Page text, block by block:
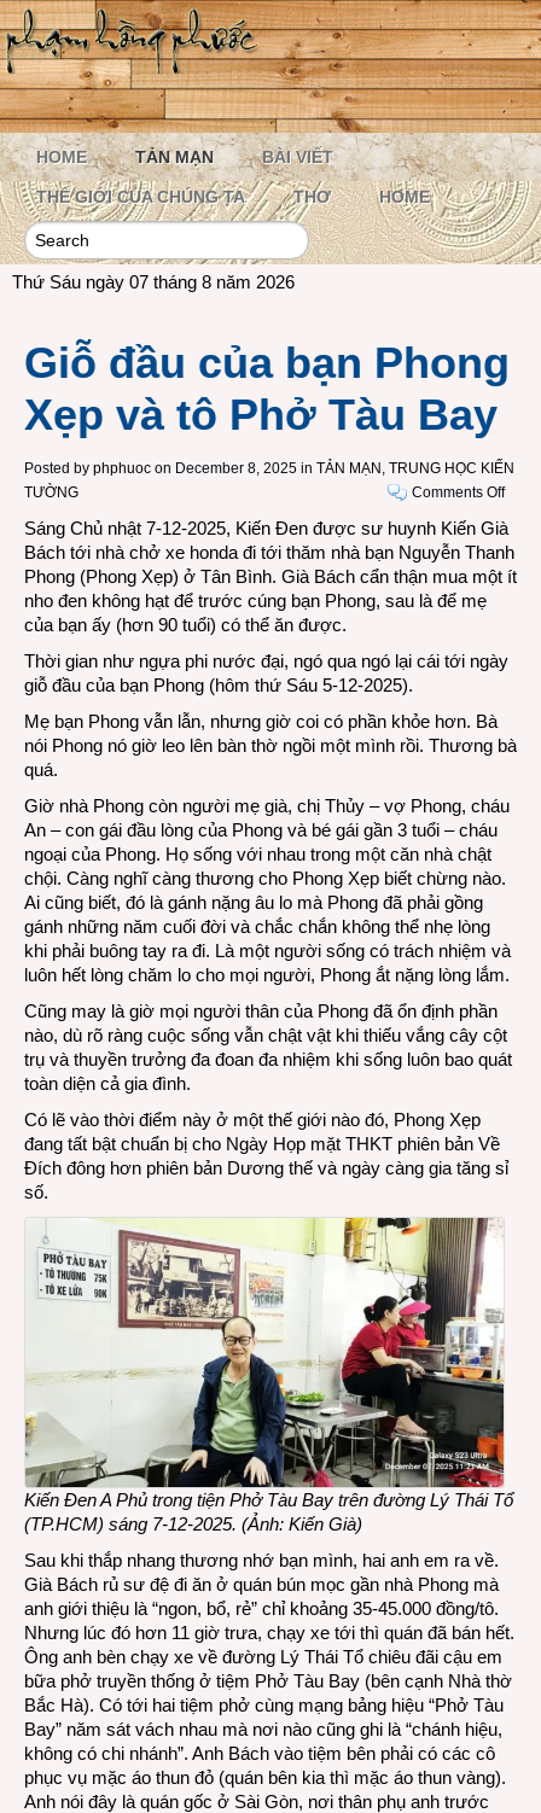
HOME TẢN MẠN BÀI VIẾT
THẾ GIỚI CỦA CHÚNG TA THƠ HOME
Thứ Sáu ngày 07 tháng 8 năm 2026
Giỗ đầu của bạn Phong
Xẹp và tô Phở Tàu Bay
Posted by phphuoc on December 8, 2025 in TẢN MẠN , TRUNG HỌC KIẾN
TƯỜNG
Comments Offon
đầu
của
bạn
và
Bay
Sáng Chủ nhật 7-12-2025, Kiến Đen được sư huynh Kiến Già
Bách tới nhà chở xe honda đi tới thăm nhà bạn Nguyễn Thanh
Phong (Phong Xẹp) ở Tân Bình. Già Bách cẩn thận mua một ít
nho đen không hạt để trước cúng bạn Phong, sau là để mẹ
của bạn ấy (hơn 90 tuổi) có thể ăn được.
Thời gian như ngựa phi nước đại, ngó qua ngó lại cái tới ngày
giỗ đầu của bạn Phong (hôm thứ Sáu 5-12-2025).
Mẹ bạn Phong vẫn lẫn, nhưng giờ coi có phần khỏe hơn. Bà
nói Phong nó giờ leo lên bàn thờ ngồi một mình rồi. Thương bà
quá.
Giờ nhà Phong còn người mẹ già, chị Thủy – vợ Phong, cháu
An – con gái đầu lòng của Phong và bé gái gần 3 tuổi – cháu
ngoại của Phong. Họ sống với nhau trong một căn nhà chật
chội. Càng nghĩ càng thương cho Phong Xẹp biết chừng nào.
Ai cũng biết, đó là gánh nặng âu lo mà Phong đã phải gồng
gánh những năm cuối đời và chắc chắn không thể nhẹ lòng
khi phải buông tay ra đi. Là một người sống có trách nhiệm và
luôn hết lòng chăm lo cho mọi người, Phong ắt nặng lòng lắm.
Cũng may là giờ mọi người thân của Phong đã ổn định phần
nào, dù rõ ràng cuộc sống vẫn chật vật khi thiếu vắng cây cột
trụ và thuyền trưởng đa đoan đa nhiệm khi sống luôn bao quát
toàn diện cả gia đình.
Có lẽ vào thời điểm này ở một thế giới nào đó, Phong Xẹp
đang tất bật chuẩn bị cho Ngày Họp mặt THKT phiên bản Về
Đích đông hơn phiên bản Dương thế và ngày càng gia tăng sỉ
số.
Kiến Đen A Phủ trong tiện Phở Tàu Bay trên đường Lý Thái Tổ
(TP.HCM) sáng 7-12-2025. (Ảnh: Kiến Già)
Sau khi thắp nhang thương nhớ bạn mình, hai anh em ra về.
Già Bách rủ sư đệ đi ăn ở quán bún mọc gần nhà Phong mà
anh giới thiệu là “ngon, bổ, rẻ” chỉ khoảng 35-45.000 đồng/tô.
Nhưng lúc đó hơn 11 giờ trưa, chạy xe tới thì quán đã bán hết.
Ông anh bèn chạy xe về đường Lý Thái Tổ chiêu đãi cậu em
bữa phở truyền thống ở tiệm Phở Tàu Bay (bên cạnh Nhà thờ
Bắc Hà). Có tới hai tiệm phở cùng mạng bảng hiệu “Phở Tàu
Bay” năm sát vách nhau mà nơi nào cũng ghi là “chánh hiệu,
không có chi nhánh”. Anh Bách vào tiệm bên phải có các cô
phục vụ mặc áo thun đỏ (quán bên kia thì mặc áo thun vàng).
Anh nói đây là quán gốc ở Sài Gòn, nơi thân phụ anh trước